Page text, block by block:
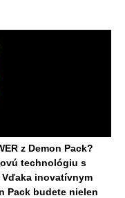
z Demon Pack?
technológiu s
inovatívnym
Pack budete nielen